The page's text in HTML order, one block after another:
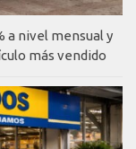
a nivel mensual y
más vendido